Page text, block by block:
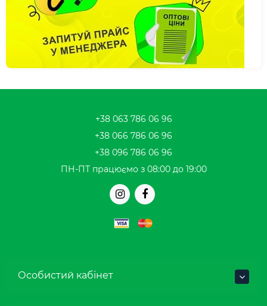
+38 063 786 06 96
+38 066 786 06 96
+38 096 786 06 96
ПН-ПТ працюємо з 08:00 до 19:00
Особистий кабінет